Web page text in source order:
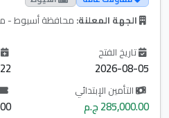
الجهة المعلنة: محافظة أسيوط -
تاريخ الفتح
2026-08-05
التأمين الإبتدائي
285,000.00 ج.م